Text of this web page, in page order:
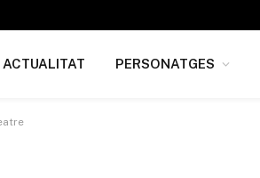
ACTUALITAT PERSONATGES